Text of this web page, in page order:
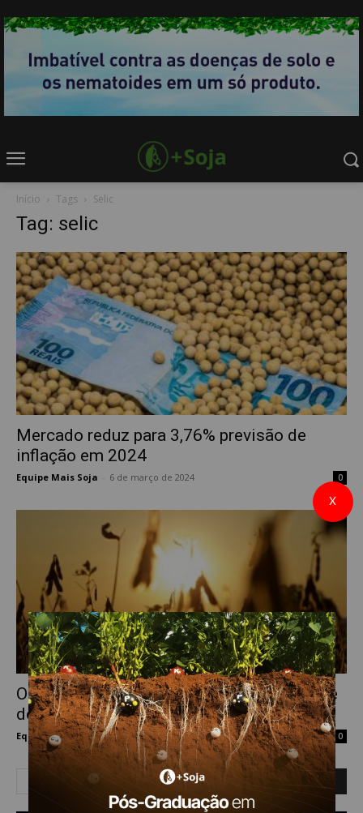
Início Tags Selic
Tag: selic
Mercado reduz para 3,76% previsão de
inflação em 2024
Equipe Mais Soja 6 de março de 2024 0
Os impactos da Selic na vida do produtor e
do consumidor
Equipe Mais Soja - 8 de abril de 2022 0
X